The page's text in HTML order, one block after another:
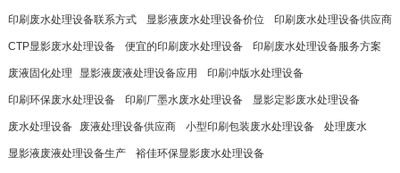
印刷废水处理设备联系方式 显影液废水处理设备价位 印刷废水处理设备供应商
CTP显影废水处理设备 便宜的印刷废水处理设备 印刷废水处理设备服务方案
废液固化处理​ 显影液废液处理设备应用 印刷冲版水处理设备
印刷环保废水处理设备 印刷厂墨水废水处理设备 显影定影废水处理设备
废水处理设备​ 废液处理设备供应商 小型印刷包装废水处理设备 处理废水​
显影液废液处理设备生产 裕佳环保显影废水处理设备